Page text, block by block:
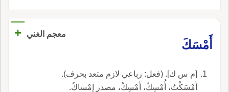
معجم الغني
+
أَمْسَكَ
[م س ك]. (فعل: رباعي لازم متعد بحرف).
أَمْسَكْتُ، أُمْسِكُ، أَمْسِكْ، مصدر إِمْساكٌ.